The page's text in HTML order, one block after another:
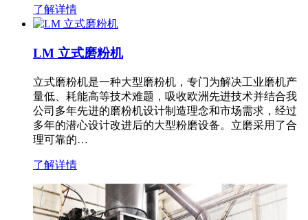
了解详情
LM 立式磨粉机
立式磨粉机是一种大型磨粉机，专门为解决工业磨机产
量低、耗能高等技术难题，吸收欧洲先进技术并结合我
公司多年先进的磨粉机设计制造理念和市场需求，经过
多年的潜心设计改进后的大型粉磨设备。立磨采用了合
理可靠的…
了解详情